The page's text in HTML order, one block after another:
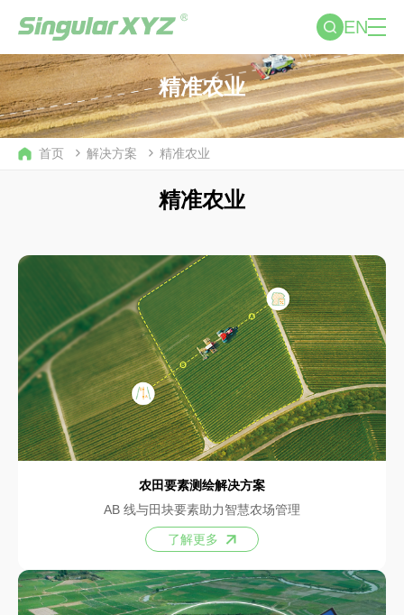
EN
精准农业
首页 解决方案 精准农业
精准农业
农田要素测绘解决方案
AB 线与田块要素助力智慧农场管理
了解更多